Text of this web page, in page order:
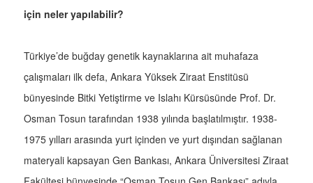
için neler yapılabilir?
Türkiye’de buğday genetik kaynaklarına ait muhafaza
çalışmaları ilk defa, Ankara Yüksek Ziraat Enstitüsü
bünyesinde Bitki Yetiştirme ve Islahı Kürsüsünde Prof. Dr.
Osman Tosun tarafından 1938 yılında başlatılmıştır. 1938-
1975 yılları arasında yurt içinden ve yurt dışından sağlanan
materyali kapsayan Gen Bankası, Ankara Üniversitesi Ziraat